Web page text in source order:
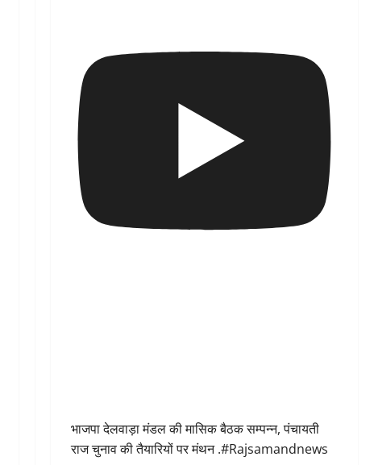
भाजपा देलवाड़ा मंडल की मासिक बैठक सम्पन्न, पंचायती
राज चुनाव की तैयारियों पर मंथन .#Rajsamandnews